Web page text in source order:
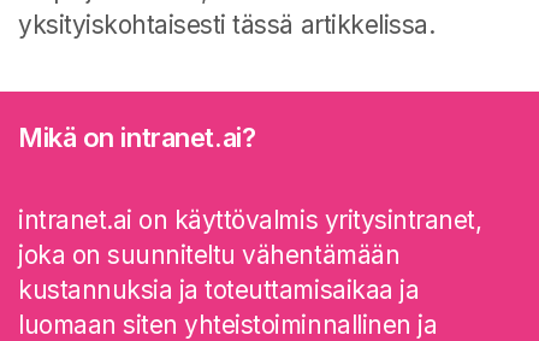
yksityiskohtaisesti tässä artikkelissa.
Mikä on intranet.ai?
intranet.ai on käyttövalmis yritysintranet,
joka on suunniteltu vähentämään
kustannuksia ja toteuttamisaikaa ja
luomaan siten yhteistoiminnallinen ja